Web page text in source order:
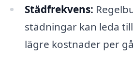
Städfrekvens:
städningar kan leda
lägre kostnader per